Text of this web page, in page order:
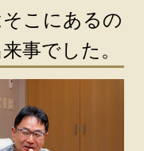
こにあるの
事でした。